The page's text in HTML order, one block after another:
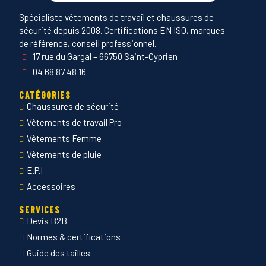
Spécialiste vêtements de travail et chaussures de
sécurité depuis 2008. Certifications EN ISO, marques
de référence, conseil professionnel.
17 rue du Gargal – 66750 Saint-Cyprien
04 68 87 48 16
CATÉGORIES
Chaussures de sécurité
Vêtements de travail Pro
Vêtements Femme
Vêtements de pluie
E.P.I
Accessoires
SERVICES
Devis B2B
Normes & certifications
Guide des tailles